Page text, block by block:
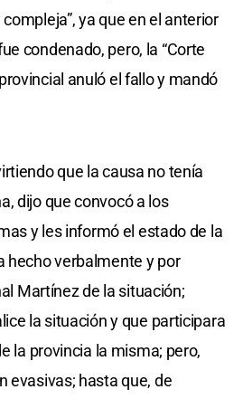
ya que en el anterior
condenado, pero, la “Corte
anuló el fallo y mandó
que la causa no tenía
dijo que convocó a los
y les informó el estado de la
hecho verbalmente y por
Martínez de la situación;
la situación y que participara
la provincia la misma; pero,
evasivas; hasta que, de